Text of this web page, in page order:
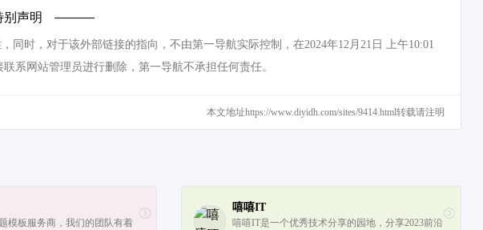
别声明
时，对于该外部链接的指向，不由第一导航实际控制，在2024年12月21日 上午10:01
系网站管理员进行删除，第一导航不承担任何责任。
本文地址https://www.diyidh.com/sites/9414.html转载请注明
模板服务商，我们的团队有着
嘻嘻IT
嘻嘻IT是一个优秀技术分享的园地，分享2023前沿